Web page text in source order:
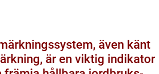
även känt
är en viktig indikator